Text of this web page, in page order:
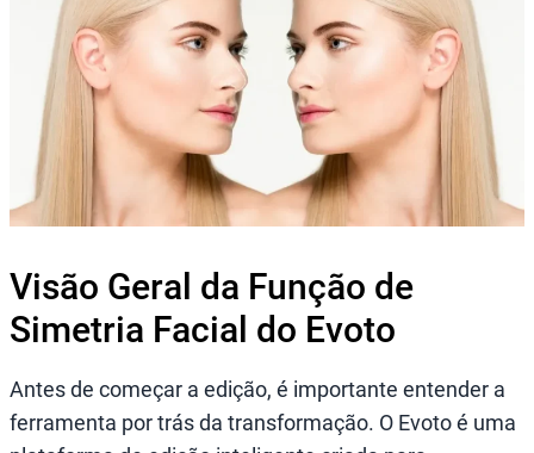
Visão Geral da Função de
Simetria Facial do Evoto
Antes de começar a edição, é importante entender a
ferramenta por trás da transformação. O Evoto é uma